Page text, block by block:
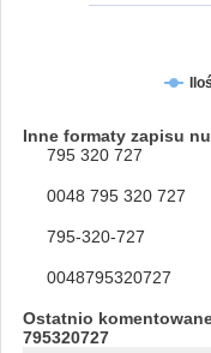
Inne formaty zapisu
795 320 727
0048 795 320 727
795-320-727
0048795320727
Ostatnio
795320727